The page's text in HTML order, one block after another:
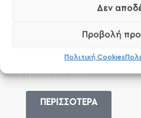
Δεν
Προβολή
Πολιτική Cookies
Προϊόντα
ΠΕΡΙΣΣΟΤΕΡΑ